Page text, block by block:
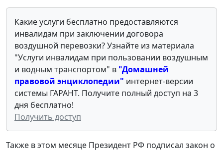
Какие услуги бесплатно предоставляются
инвалидам при заключении договора
воздушной перевозки? Узнайте из материала
"Услуги инвалидам при пользовании воздушным
и водным транспортом" в "Домашней
правовой энциклопедии" интернет-версии
системы ГАРАНТ. Получите полный доступ на 3
дня бесплатно!
Получить доступ
Также в этом месяце Президент РФ подписал закон о